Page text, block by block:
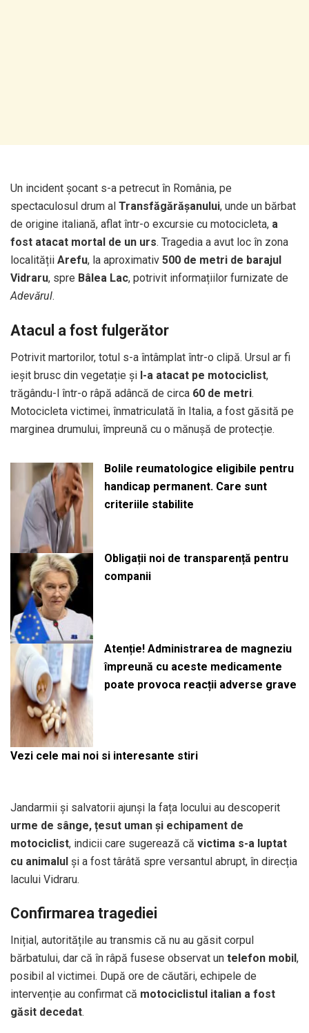
Un incident șocant s-a petrecut în România, pe
spectaculosul drum al Transfăgărășanului, unde un bărbat
de origine italiană, aflat într-o excursie cu motocicleta, a
fost atacat mortal de un urs. Tragedia a avut loc în zona
localității Arefu, la aproximativ 500 de metri de barajul
Vidraru, spre Bâlea Lac, potrivit informațiilor furnizate de
Adevărul.
Atacul a fost fulgerător
Potrivit martorilor, totul s-a întâmplat într-o clipă. Ursul ar fi
ieșit brusc din vegetație și l-a atacat pe motociclist,
trăgându-l într-o râpă adâncă de circa 60 de metri.
Motocicleta victimei, înmatriculată în Italia, a fost găsită pe
marginea drumului, împreună cu o mănușă de protecție.
Bolile reumatologice eligibile pentru
handicap permanent. Care sunt
criteriile stabilite
Obligații noi de transparență pentru
companii
Atenție! Administrarea de magneziu
împreună cu aceste medicamente
poate provoca reacții adverse grave
Vezi cele mai noi si interesante stiri
Jandarmii și salvatorii ajunși la fața locului au descoperit
urme de sânge, țesut uman și echipament de
motociclist, indicii care sugerează că victima s-a luptat
cu animalul și a fost târâtă spre versantul abrupt, în direcția
lacului Vidraru.
Confirmarea tragediei
Inițial, autoritățile au transmis că nu au găsit corpul
bărbatului, dar că în râpă fusese observat un telefon mobil ,
posibil al victimei. După ore de căutări, echipele de
intervenție au confirmat că motociclistul italian a fost
găsit decedat.